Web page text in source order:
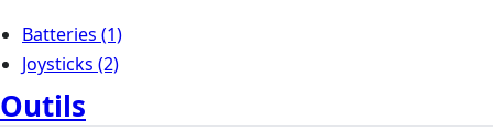
Batteries (1)
Joysticks (2)
Outils